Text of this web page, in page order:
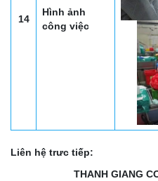
14
Hình ảnh
công việc
Liên hệ trưc tiếp:
THANH GIANG